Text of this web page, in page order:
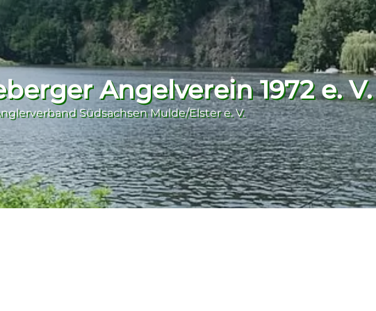
Angelverein 1972 e. V.
Südsachsen Mulde/Elster e. V.